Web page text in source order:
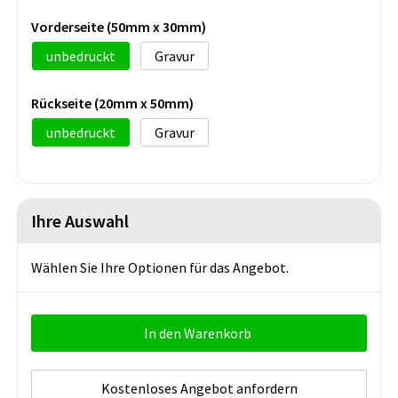
Vorderseite (50mm x 30mm)
unbedruckt
Gravur
Rückseite (20mm x 50mm)
unbedruckt
Gravur
Ihre Auswahl
Wählen Sie Ihre Optionen für das Angebot.
In den Warenkorb
Kostenloses Angebot anfordern